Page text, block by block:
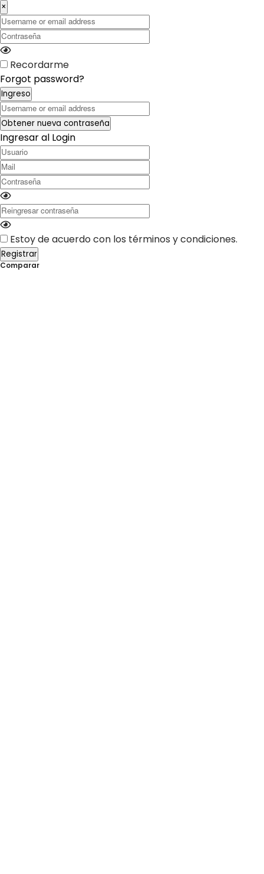
×
Username or email address
Contraseña
Recordarme
Forgot password?
Ingreso
Username or email address
Obtener nueva contraseña
Ingresar al Login
Usuario
Mail
Contraseña
Reingresar contraseña
Estoy de acuerdo con los términos y condiciones.
Registrar
Comparar